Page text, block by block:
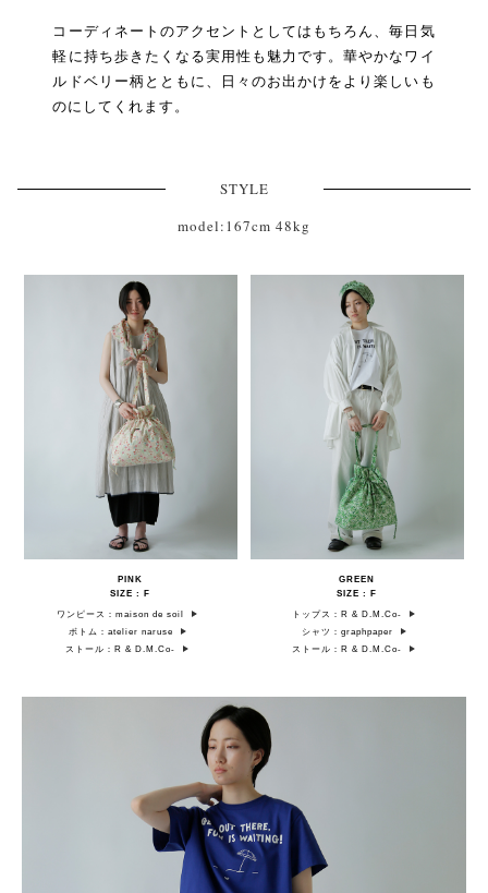
コーディネートのアクセントとしてはもちろん、毎日気
軽に持ち歩きたくなる実用性も魅力です。華やかなワイ
ルドベリー柄とともに、日々のお出かけをより楽しいも
のにしてくれます。
STYLE
model:167cm 48kg
PINK
SIZE : F
ワンピース：maison de soil
ボトム：atelier naruse
ストール：R & D.M.Co-
GREEN
SIZE : F
トップス：R & D.M.Co-
シャツ：graphpaper
ストール：R & D.M.Co-